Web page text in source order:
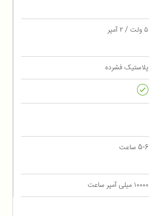
۵ ولت / ۲ آمپر
پلاستیک فشرده
5-6 ساعت
۱۰۰۰۰ میلی آمپر ساعت